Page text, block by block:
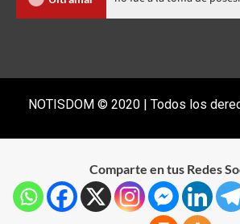
NOTISDOM © 2020 | Todos los
Comparte en tus Redes